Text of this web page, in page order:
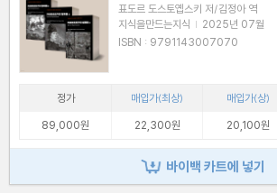
표도르 도스토옙스키 저/김정아 역
지식을만드는지식 | 2025년 07월
ISBN : 9791143007070
정가 매입가(최상) 매입가(상)
89,000원
22,300원 20,100원
바이백 카트에 넣기